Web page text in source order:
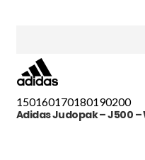
150160170180190200
Adidas Judopak – J500